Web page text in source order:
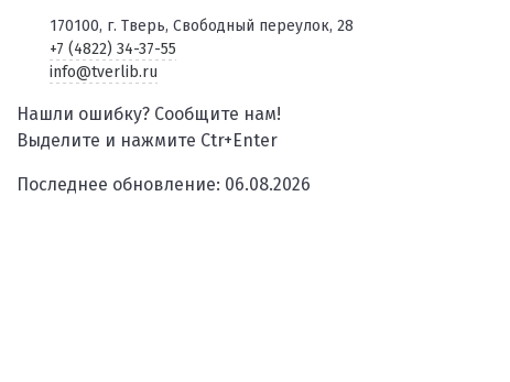
170100, г. Тверь, Свободный переулок, 28
+7 (4822) 34-37-55
info@tverlib.ru
Нашли ошибку? Сообщите нам!
Выделите и нажмите Ctr+Enter
Последнее обновление: 06.08.2026